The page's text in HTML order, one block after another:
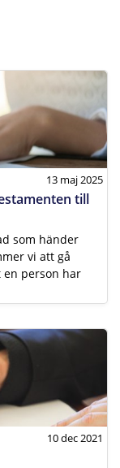
13 maj 2025
till
som händer
vi att gå
person har
10 dec 2021